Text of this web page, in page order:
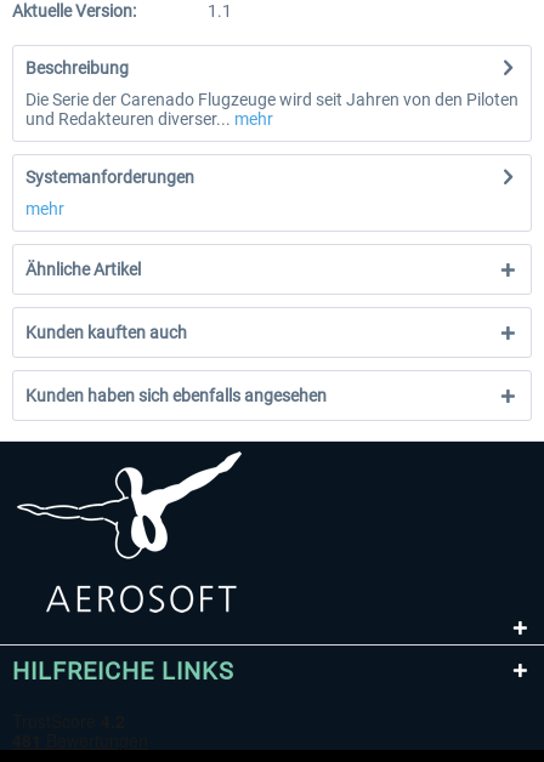
Aktuelle Version:
1.1
Beschreibung
Die Serie der Carenado Flugzeuge wird seit Jahren von den Piloten
und Redakteuren diverser... mehr
Systemanforderungen
mehr
Ähnliche Artikel
Kunden kauften auch
Kunden haben sich ebenfalls angesehen
HILFREICHE LINKS